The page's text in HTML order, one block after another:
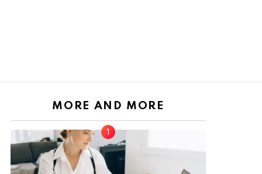
MORE AND MORE